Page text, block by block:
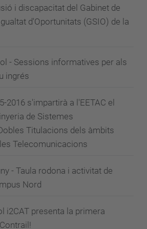
i discapacitat del Gabinet de
d'Oportunitats (GSIO) de la
- Sessions informatives per als
ingrés
2016 s'impartirà a l'EETAC el
de Sistemes
Titulacions dels àmbits
Telecomunicacions
- Taula rodona i activitat de
Nord
i2CAT presenta la primera